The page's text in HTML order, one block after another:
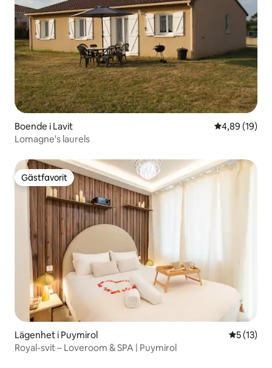
Boende i Lavit 4,89 av 5 i
4,89 (19)
Lomagne's laurels
Gästfavorit
Gästfavorit
Lägenhet i Puymirol 5 av 5 i
5 (13)
Royal-svit – Loveroom & SPA | Puymirol